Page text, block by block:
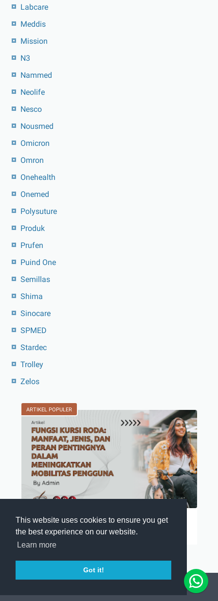
This website uses cookies to ensure you get
the best experience on our website.
Learn more
Got it!
Labcare
Meddis
Mission
N3
Nammed
Neolife
Nesco
Nousmed
Omicron
Omron
Onehealth
Onemed
Polysuture
Produk
Prufen
Puind One
Semillas
Shima
Sinocare
SPMED
Stardec
Trolley
Zelos
ARTIKEL POPULER
Fungsi Kursi Roda
Kursi roda merupakan salah satu alat ban…